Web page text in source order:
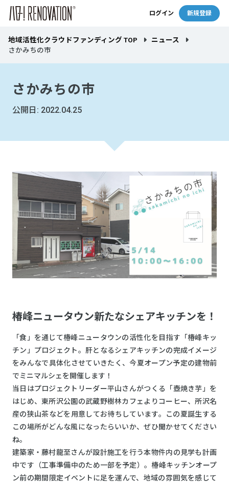
ログイン 新規登録
地域活性化クラウドファンディング TOP
ニュース
さかみちの市
さかみちの市
公開日: 2022.04.25
椿峰ニュータウン新たなシェアキッチンを！
「食」を通じて椿峰ニュータウンの活性化を目指す「椿峰キッ
チン」プロジェクト。肝となるシェアキッチンの完成イメージ
をみんなで具体化させていきたく、今夏オープン予定の建物前
でミニマルシェを開催します！
当日はプロジェクトリーダー平山さんがつくる「壺焼き芋」を
はじめ、東所沢公園の武蔵野樹林カフェよりコーヒー、所沢名
産の狭山茶などを用意してお待ちしています。この夏誕生する
この場所がどんな風になったらいいか、ぜひ聞かせてください
ね。
建築家・藤村龍至さんが設計施工を行う本物件内の見学も計画
中です（工事準備中のため一部を予定）。椿峰キッチンオープ
ン前の期間限定イベントに足を運んで、地域の雰囲気を感じて